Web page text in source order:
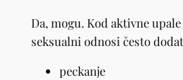
Da, mogu. Kod aktivne
seksualni odnosi često
peckanje